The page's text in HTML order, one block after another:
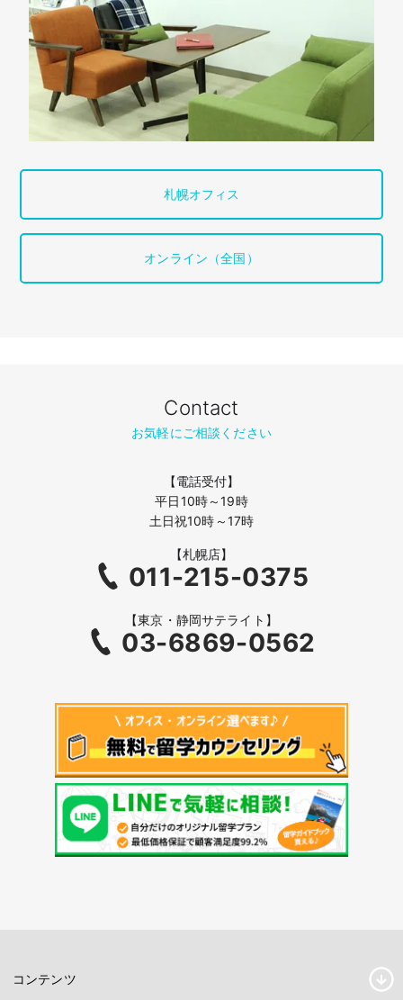
札幌オフィス
オンライン（全国）
Contact
お気軽にご相談ください
【電話受付】
平日10時～19時
土日祝10時～17時
【札幌店】
011-215-0375
【東京・静岡サテライト】
03-6869-0562
コンテンツ